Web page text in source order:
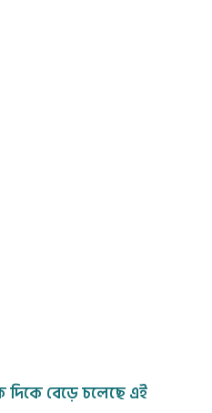
দিকে বেড়ে চলেছে এই